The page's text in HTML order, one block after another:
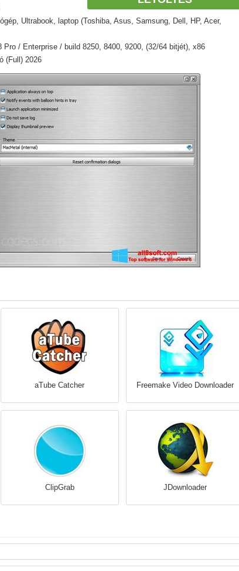
Ultrabook, laptop (Toshiba, Asus, Samsung, Dell, HP, Acer,
Pro / Enterprise / build 8250, 8400, 9200, (32/64 bitjét), x86
(Full) 2026
aTube Catcher Freemake Video Downloader
ClipGrab JDownloader